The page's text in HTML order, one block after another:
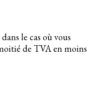
dans le cas où vous
de TVA en moins